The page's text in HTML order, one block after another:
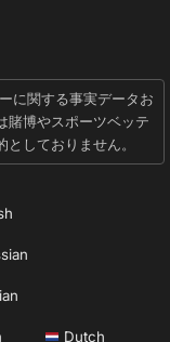
に関する事実データお
賭博やスポーツベッテ
しておりません。
Dutch